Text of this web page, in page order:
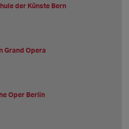
der Künste Bern
Grand Opera
Oper Berlin